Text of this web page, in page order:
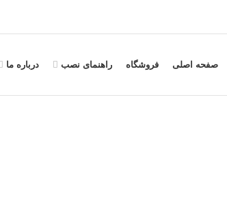
صفحه اصلی فروشگاه راهنمای نصب درباره ما